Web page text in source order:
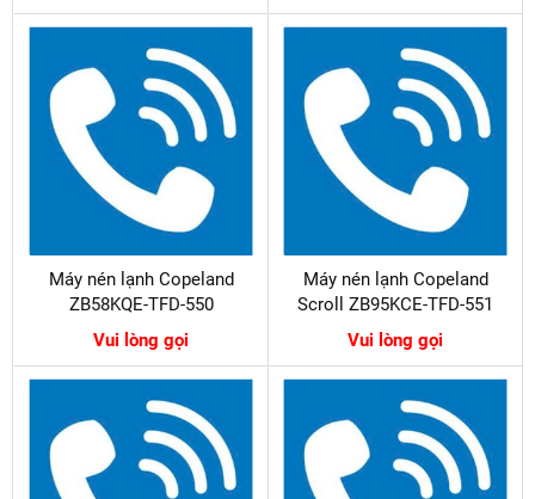
Máy nén lạnh Copeland
ZB58KQE-TFD-550
Vui lòng gọi
Máy nén lạnh Copeland
Scroll ZB95KCE-TFD-551
Vui lòng gọi